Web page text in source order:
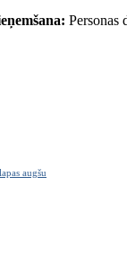
Personas
augšu